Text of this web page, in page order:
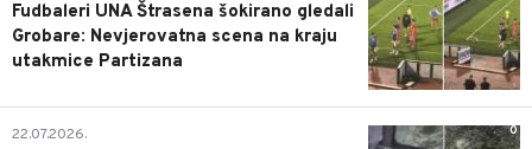
Fudbaleri UNA Štrasena šokirano gledali
Grobare: Nevjerovatna scena na kraju
utakmice Partizana
0
22.07.2026.